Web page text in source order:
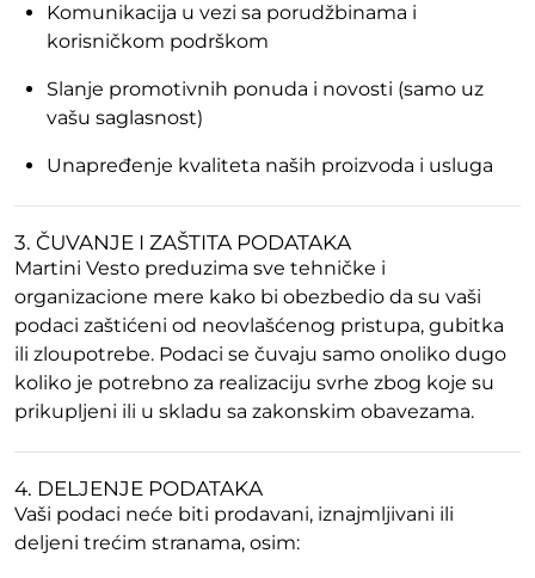
Komunikacija u vezi sa porudžbinama i
korisničkom podrškom
Slanje promotivnih ponuda i novosti (samo uz
vašu saglasnost)
Unapređenje kvaliteta naših proizvoda i usluga
3. ČUVANJE I ZAŠTITA PODATAKA
Martini Vesto preduzima sve tehničke i
organizacione mere kako bi obezbedio da su vaši
podaci zaštićeni od neovlašćenog pristupa, gubitka
ili zloupotrebe. Podaci se čuvaju samo onoliko dugo
koliko je potrebno za realizaciju svrhe zbog koje su
prikupljeni ili u skladu sa zakonskim obavezama.
4. DELJENJE PODATAKA
Vaši podaci neće biti prodavani, iznajmljivani ili
deljeni trećim stranama, osim: